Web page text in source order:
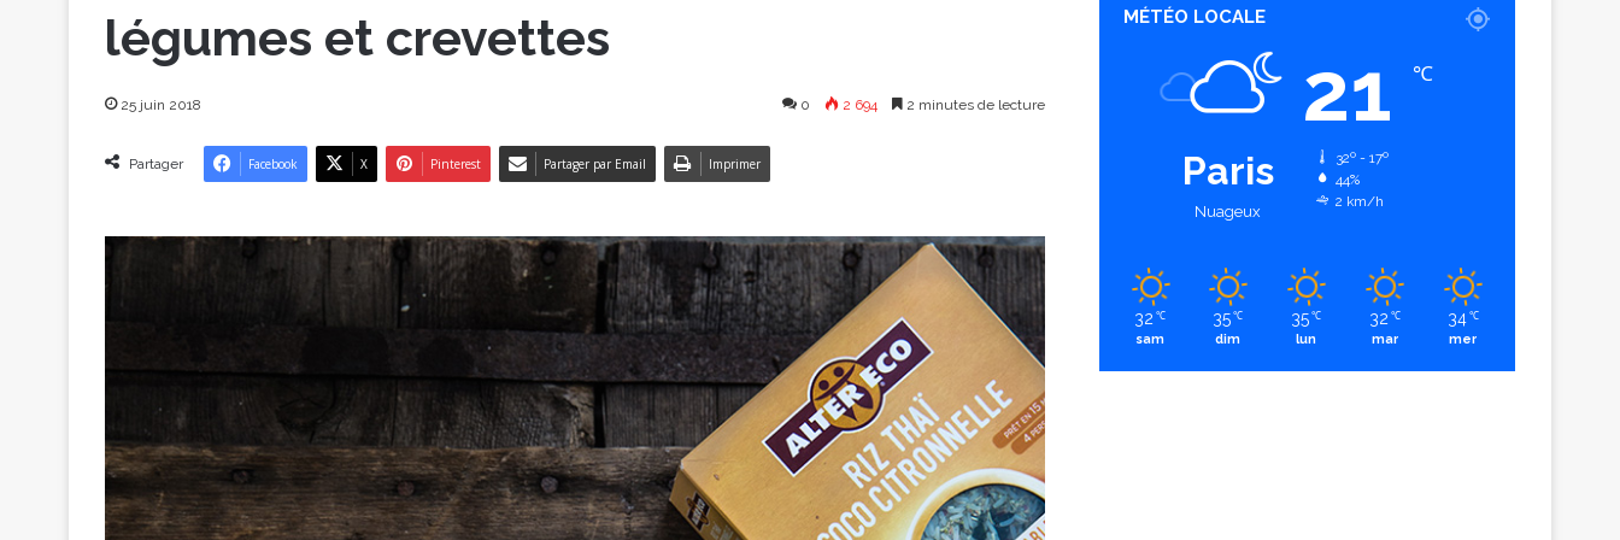
légumes et crevettes
25 juin 2018 0 2 694 2 minutes de lecture
Partager Facebook X Pinterest Partager par Email Imprimer
MÉTÉO LOCALE
Paris
Nuageux
21 ℃
32º - 17º
44%
2 km/h
32 ℃
sam
35 ℃
dim
35 ℃
lun
32 ℃
mar
34 ℃
mer